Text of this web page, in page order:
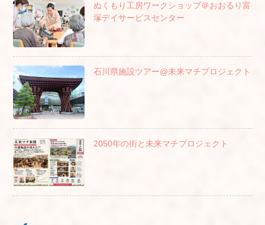
ぬくもり工房ワークショップ＠おおるり富
塚デイサービスセンター
石川県施設ツアー@未来マチプロジェクト
2050年の街と未来マチプロジェクト